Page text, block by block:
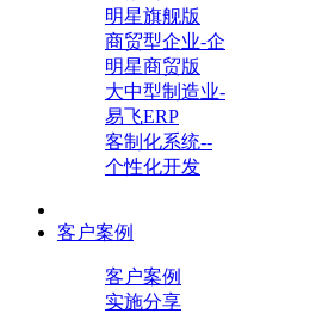
明星旗舰版
商贸型企业-企
明星商贸版
大中型制造业-
易飞ERP
客制化系统--
个性化开发
客户案例
客户案例
实施分享